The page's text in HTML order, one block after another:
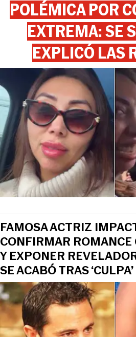
POLÉMICA POR
EXTREMA: SE
EXPLICÓ LAS
FAMOSA ACTRIZ
CONFIRMAR ROMANCE
Y EXPONER
SE ACABÓ TRAS